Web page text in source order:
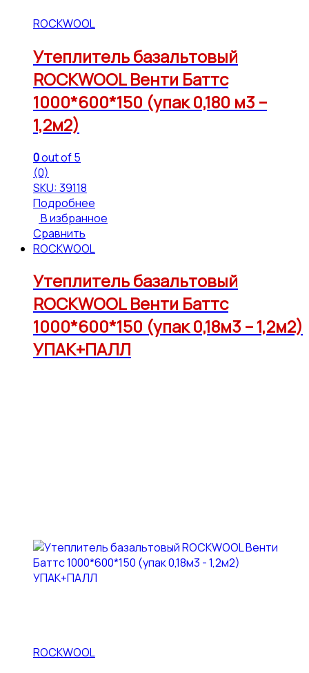
ROCKWOOL
Утеплитель базальтовый
ROCKWOOL Венти Баттс
1000*600*150 (упак 0,180 м3 –
1,2м2)
0out of 5
(0)
SKU: 39118
Подробнее
В избранное
Сравнить
ROCKWOOL
Утеплитель базальтовый
ROCKWOOL Венти Баттс
1000*600*150 (упак 0,18м3 – 1,2м2)
УПАК+ПАЛЛ
ROCKWOOL